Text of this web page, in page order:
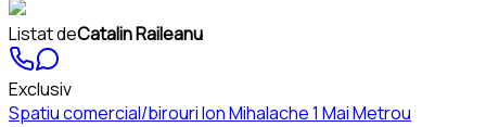
Listat deCatalin Raileanu
Exclusiv
Spatiu comercial/birouri Ion Mihalache 1 Mai Metrou